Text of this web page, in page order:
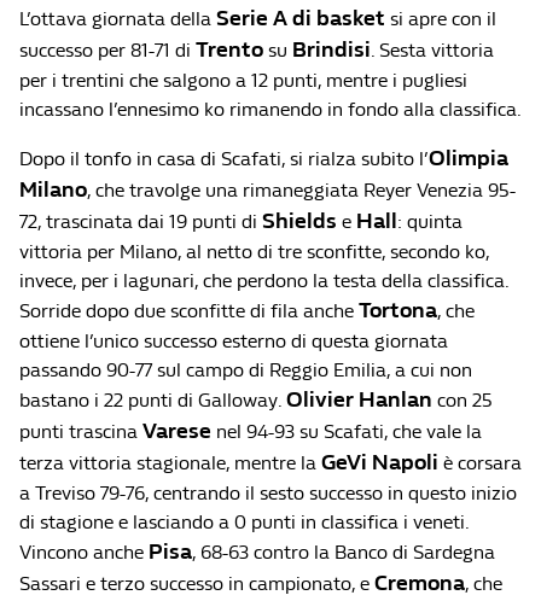
L’ottava giornata della Serie A di basket si apre con il
successo per 81-71 di Trento su Brindisi. Sesta vittoria
per i trentini che salgono a 12 punti, mentre i pugliesi
incassano l’ennesimo ko rimanendo in fondo alla classifica.
Dopo il tonfo in casa di Scafati, si rialza subito l’Olimpia
Milano, che travolge una rimaneggiata Reyer Venezia 95-
72, trascinata dai 19 punti di Shields e Hall : quinta
vittoria per Milano, al netto di tre sconfitte, secondo ko,
invece, per i lagunari, che perdono la testa della classifica.
Sorride dopo due sconfitte di fila anche Tortona, che
ottiene l’unico successo esterno di questa giornata
passando 90-77 sul campo di Reggio Emilia, a cui non
bastano i 22 punti di Galloway. Olivier Hanlan con 25
punti trascina Varese nel 94-93 su Scafati, che vale la
terza vittoria stagionale, mentre la GeVi Napoli è corsara
a Treviso 79-76, centrando il sesto successo in questo inizio
di stagione e lasciando a 0 punti in classifica i veneti.
Vincono anche Pisa, 68-63 contro la Banco di Sardegna
Sassari e terzo successo in campionato, e Cremona, che